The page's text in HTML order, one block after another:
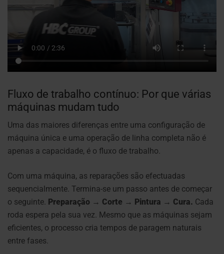
Fluxo de trabalho contínuo: Por que várias
máquinas mudam tudo
Uma das maiores diferenças entre uma configuração de
máquina única e uma operação de linha completa não é
apenas a capacidade, é o fluxo de trabalho.
Com uma máquina, as reparações são efectuadas
sequencialmente. Termina-se um passo antes de começar
o seguinte. Preparação → Corte → Pintura → Cura. Cada
roda espera pela sua vez. Mesmo que as máquinas sejam
eficientes, o processo cria tempos de paragem naturais
entre fases.